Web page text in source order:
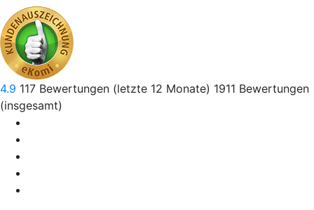
4.9 117 Bewertungen (letzte 12 Monate) 1911 Bewertungen
(insgesamt)